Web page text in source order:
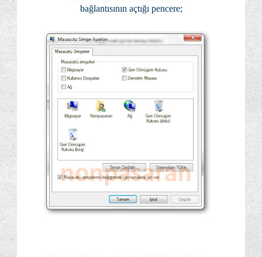
bağlantısının açtığı pencere;